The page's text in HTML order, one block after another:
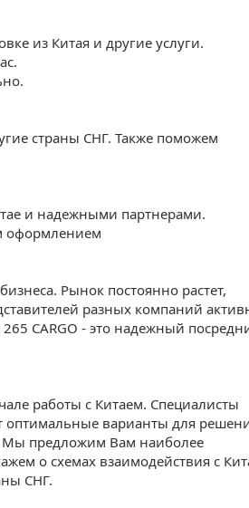
из Китая и другие услуги.
страны СНГ. Также поможем
и надежными партнерами.
оформлением
Рынок постоянно растет,
разных компаний
CARGO - это надежный
работы с Китаем. Специалисты
оптимальные варианты для
Мы предложим Вам наиболее
о схемах взаимодействия с
СНГ.